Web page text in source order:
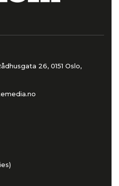
26, 0151 Oslo,